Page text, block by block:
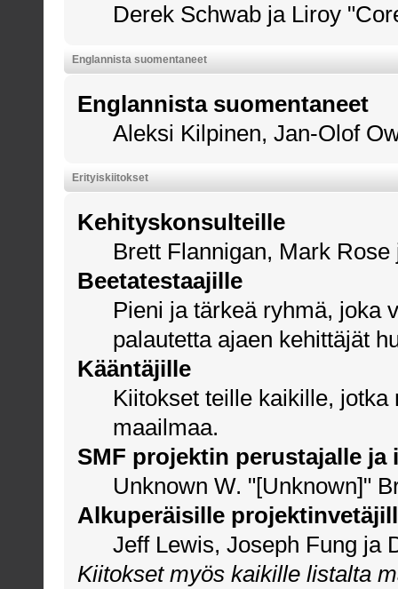
Derek Schwab ja Liroy
Englannista suomentaneet
Englannista suomentaneet
Aleksi Kilpinen, Jan-Olof
Erityiskiitokset
Kehityskonsulteille
Brett Flannigan, Mark
Beetatestaajille
Pieni ja tärkeä ryhmä, joka
palautetta ajaen kehittäjät
Kääntäjille
Kiitokset teille kaikille,
maailmaa.
SMF projektin perustajalle ja
Unknown W. "[Unknown]"
Alkuperäisille
Jeff Lewis, Joseph Fung ja
Kiitokset myös kaikille listalta